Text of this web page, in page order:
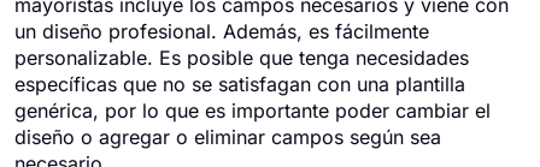
mayoristas incluye los campos necesarios y viene con
un diseño profesional. Además, es fácilmente
personalizable. Es posible que tenga necesidades
específicas que no se satisfagan con una plantilla
genérica, por lo que es importante poder cambiar el
diseño o agregar o eliminar campos según sea